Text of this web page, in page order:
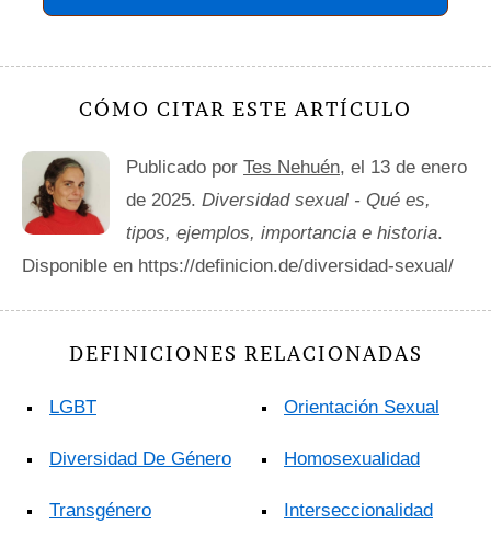
CÓMO CITAR ESTE ARTÍCULO
Publicado por Tes Nehuén, el 13 de enero
de 2025. Diversidad sexual - Qué es,
tipos, ejemplos, importancia e historia.
Disponible en https://definicion.de/diversidad-sexual/
DEFINICIONES RELACIONADAS
LGBT
Diversidad De Género
Transgénero
Orientación Sexual
Homosexualidad
Interseccionalidad